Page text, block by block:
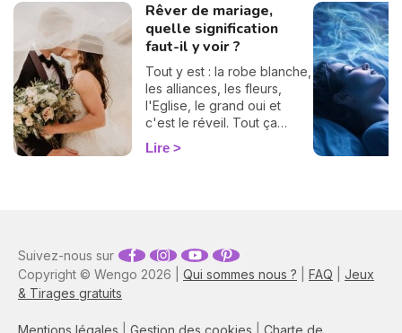
Rêver de mariage,
quelle signification
faut-il y voir ?
Tout y est : la robe blanche,
les alliances, les fleurs,
l'Eglise, le grand oui et
c'est le réveil. Tout ça
n'était qu'un rêve, un
simple rêve qui vous laisse
que l'idée ne vous ait
jamais traversé, quel est
Lire
Copyright © Wengo 2026 | Qui sommes nous ? FAQ
Jeux
& Tirages gratuits
Mentions légales Gestion des cookies Charte de
Suivez-nous sur